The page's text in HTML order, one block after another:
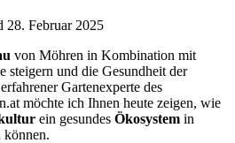
28. Februar 2025
von Möhren in Kombination mit
steigern und die Gesundheit der
Gartenexperte des
möchte ich Ihnen heute zeigen, wie
ein gesundes Ökosystem in
können.